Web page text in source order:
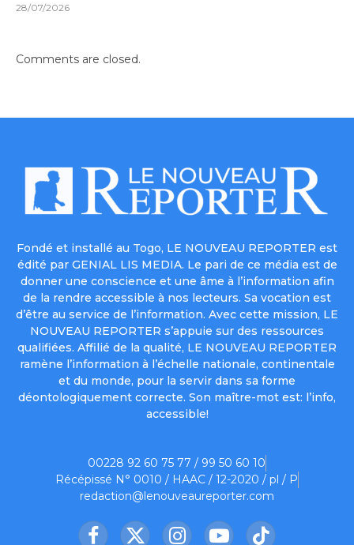
28/07/2026
Comments are closed.
Fondé et installé au Togo, LE NOUVEAU REPORTER est
édité par GENIAL LIS MEDIA. Le pari de ce média est de
donner une conscience et une âme à l’information afin
de la rendre accessible à nos lecteurs. Sa vocation est
d’être au service de l’information. Avec cette mission, LE
NOUVEAU REPORTER s’appuie sur des ressources
qualifiées. Affilié de la qualité, LE NOUVEAU REPORTER
ramène l’information à l’échelle nationale, continentale
et du monde, pour la servir dans sa forme
déontologiquement correcte. Son maître-mot est: l’info,
accessible!
00228 92 60 75 77 / 99 50 60 10
Récépissé N° 0010 / HAAC / 12-2020 / pl / P
redaction@lenouveaureporter.com